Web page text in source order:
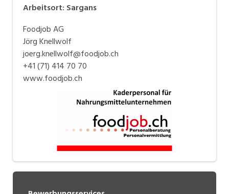
Arbeitsort: Sargans
Foodjob AG
Jörg Knellwolf
joerg.knellwolf@foodjob.ch
+41 (71) 414 70 70
www.foodjob.ch